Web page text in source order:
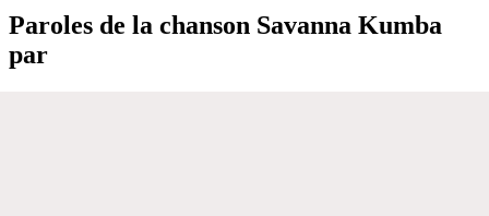
Paroles de la chanson Savanna Kumba
par